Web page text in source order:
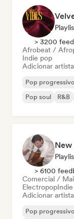
> 3200
Afrobeat /
Indie pop
Adicionar
Pop progressivo
Pop soul
R&B
New
> 6100
Comercial /
Electropop
Adicionar
Pop progressivo